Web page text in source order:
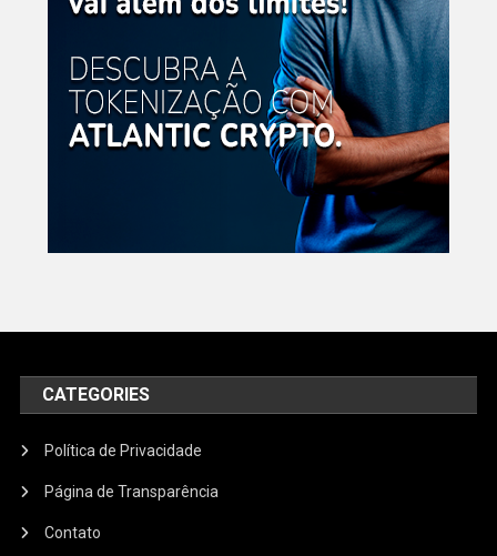
CATEGORIES
Política de Privacidade
Página de Transparência
Contato